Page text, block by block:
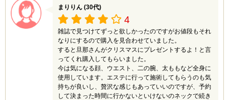
まりりん (30代)
4
雑誌で見つけてずっと欲しかったのですがお値段もそれ
なりにするので購入を見合わせていました。
すると旦那さんがクリスマスにプレゼントするよ！と言
ってくれ購入してもらいました。
今は気になる顔、ウエスト、二の腕、太ももなど全身に
使用しています。エステに行って施術してもらうのも気
持ちが良いし、贅沢な感じもあっていいのですが、予約
して決まった時間に行かないといけないのネックで続き